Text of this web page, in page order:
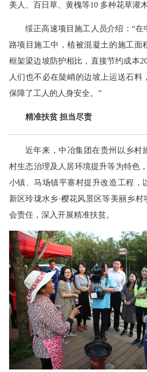
美人、百日草、黄槐等10 多种花草灌木
绥正高速项目施工人员介绍：“在
路项目施工中，植被混凝土的施工面
框架梁边坡防护相比，直接节约成本
人们也不必在陡峭的边坡上运送石料
保障了工人的人身安全。”
精准扶贫 担当尽责
近年来，中冶集团在贵州以乡村
村生态治理及人居环境提升等为特色
小镇、马场镇平寨村提升改造工程，
新区玲珑水乡·樱花风景区等美丽乡村
会责任，深入开展精准扶贫。